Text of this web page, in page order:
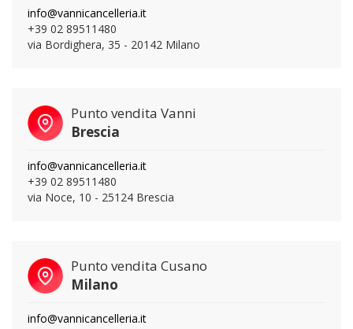
info@vannicancelleria.it
+39 02 89511480
via Bordighera, 35 - 20142 Milano
Punto vendita Vanni
Brescia
info@vannicancelleria.it
+39 02 89511480
via Noce, 10 - 25124 Brescia
Punto vendita Cusano
Milano
info@vannicancelleria.it